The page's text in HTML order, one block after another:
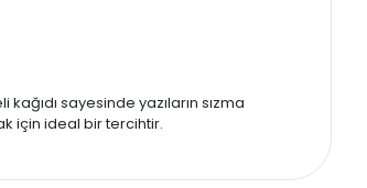
sayesinde yazıların sızma
için ideal bir tercihtir.